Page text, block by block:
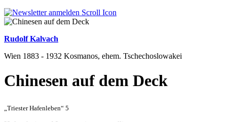
Rudolf Kalvach
Wien 1883 - 1932 Kosmanos, ehem. Tschechoslowakei
Chinesen auf dem Deck
„Triester Hafenleben“ 5